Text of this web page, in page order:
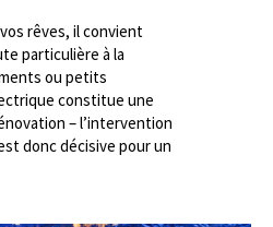
rêves, il convient
particulière à la
ou petits
constitue une
– l’intervention
donc décisive pour un